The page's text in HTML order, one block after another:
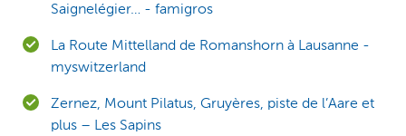
Saignelégier… - famigros
La Route Mittelland de Romanshorn à Lausanne -
myswitzerland
Zernez, Mount Pilatus, Gruyères, piste de l’Aare et
plus – Les Sapins